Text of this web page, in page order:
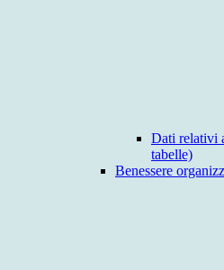
Dati relativi
tabelle)
Benessere